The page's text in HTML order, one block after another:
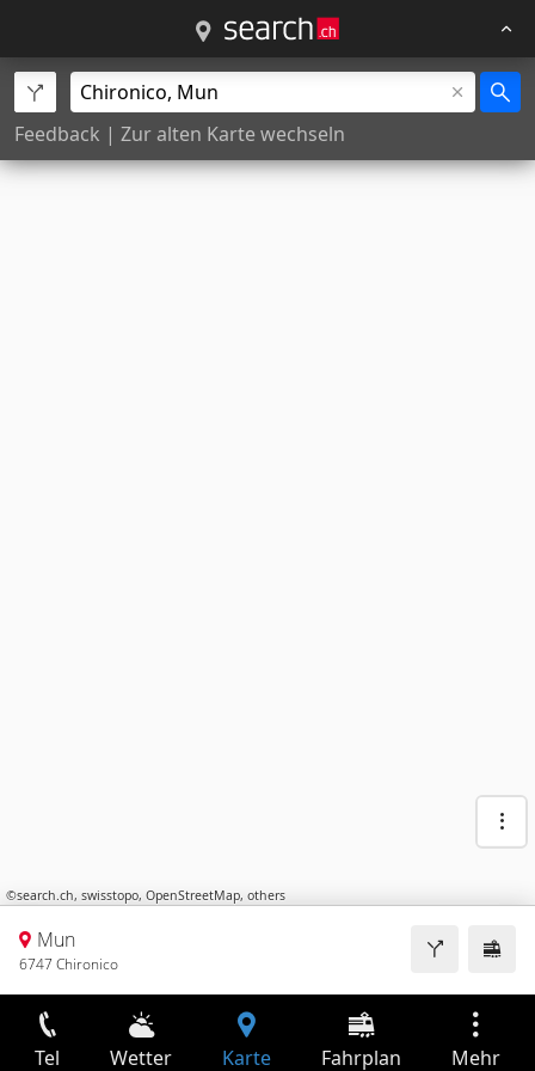
Feedback | Zur alten Karte wechseln
©search.ch, swisstopo, OpenStreetMap, others
Mun
6747 Chironico
Tel Wetter Karte Fahrplan Mehr